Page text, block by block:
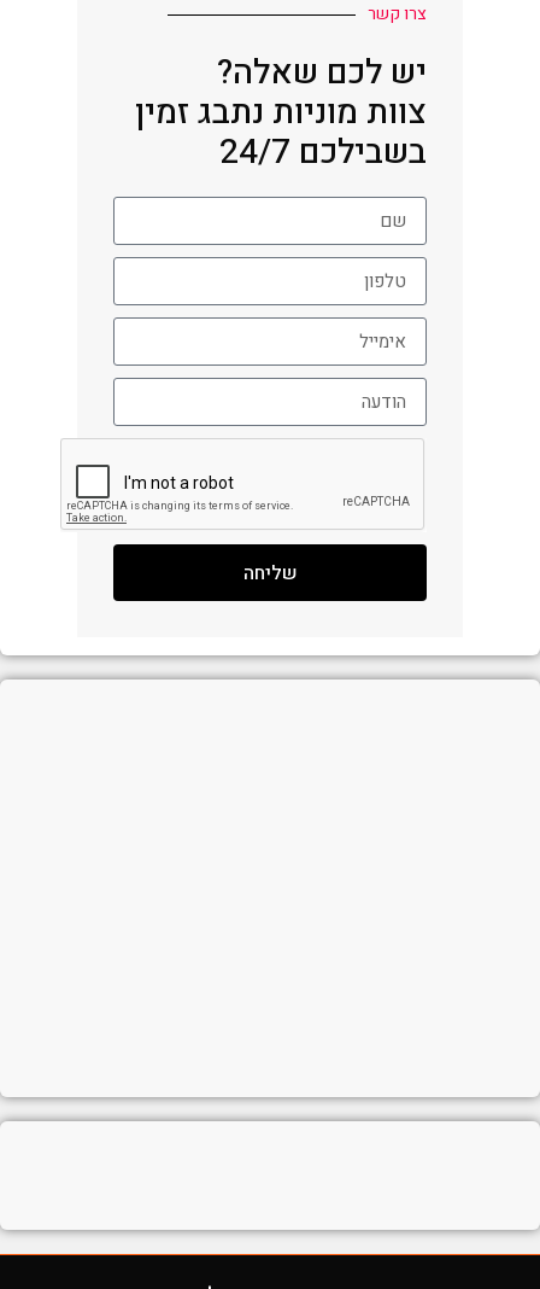
צרו קשר
יש לכם שאלה?
צוות מוניות נתבג זמין
בשבילכם 24/7
שליחה